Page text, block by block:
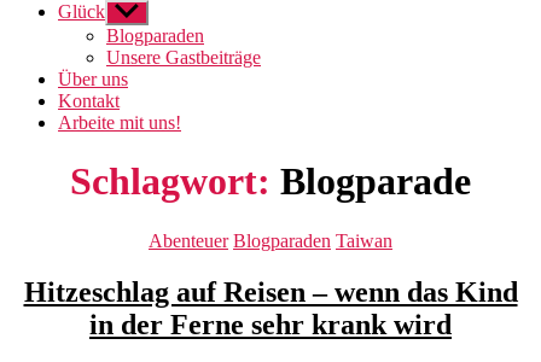
Glück Untermenü
anzeigen
Blogparaden
Unsere Gastbeiträge
Über uns
Kontakt
Arbeite mit uns!
Schlagwort: Blogparade
Kategorien
Abenteuer Blogparaden Taiwan
Hitzeschlag auf Reisen – wenn das Kind
in der Ferne sehr krank wird